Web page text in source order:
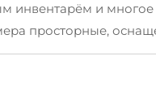
инвентарём и многое
просторные,
а также мангал
с беседой, а наш